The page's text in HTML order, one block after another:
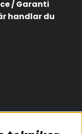
/ Garanti
handlar du